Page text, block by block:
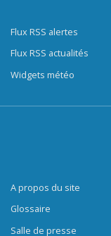
Flux RSS alertes
Flux RSS actualités
Widgets météo
A propos du site
Glossaire
Salle de presse